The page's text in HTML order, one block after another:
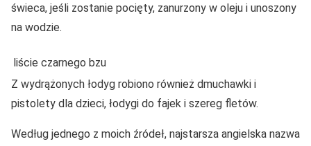
świeca, jeśli zostanie pocięty, zanurzony w oleju i unoszony
na wodzie.
liście czarnego bzu
Z wydrążonych łodyg robiono również dmuchawki i
pistolety dla dzieci, łodygi do fajek i szereg fletów.
Według jednego z moich źródeł, najstarsza angielska nazwa